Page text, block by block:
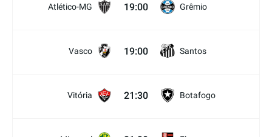
Atlético-MG 19:00 Grêmio
Vasco 19:00 Santos
Vitória 21:30 Botafogo